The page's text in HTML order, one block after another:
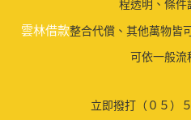
程透明、條件
雲林借款整合代償、其他萬物皆
可依一般流
立即撥打（０５）